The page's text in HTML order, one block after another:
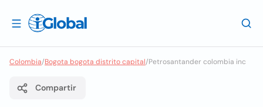
Colombia/Bogota bogota distrito capital/Petrosantander colombia inc
Compartir